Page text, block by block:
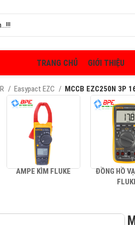
TRANG CHỦ GIỚI THIỆU
Easypact EZC MCCB EZC250N 3P
AMPE KÌM FLUKE
ĐỒNG HỒ